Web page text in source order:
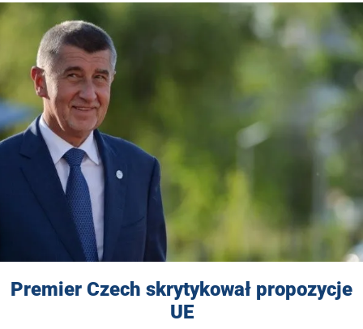
Premier Czech skrytykował propozycje
UE